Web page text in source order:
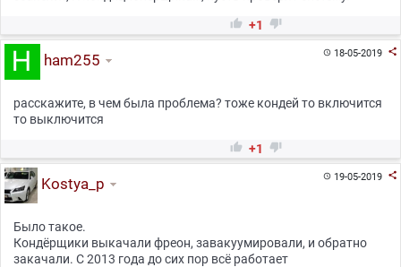
 +1 
18-05-2019 
ham255
расскажите, в чем была проблема? тоже кондей то включится
то выключится
 +1 
19-05-2019 
Kostya_p
Было такое.
Кондёрщики выкачали фреон, завакуумировали, и обратно
закачали. С 2013 года до сих пор всё работает